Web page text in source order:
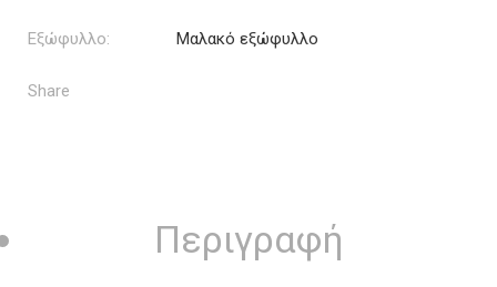
Εξώφυλλο: Μαλακό εξώφυλλο
Share
Περιγραφή